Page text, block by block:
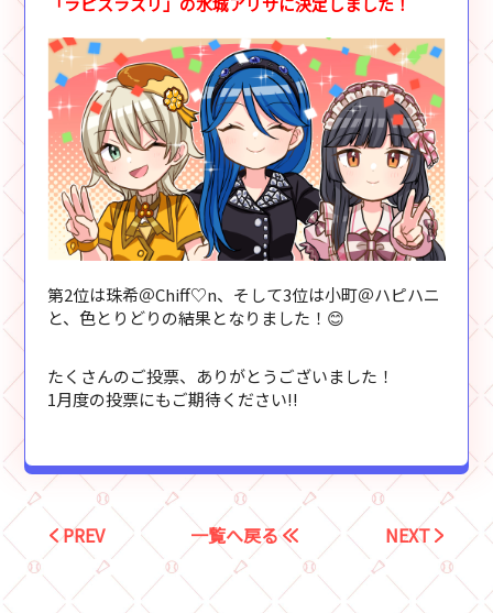
第2位は珠希＠Chiff♡n、そして3位は小町＠ハピハニ
と、色とりどりの結果となりました！😊
たくさんのご投票、ありがとうございました！
1月度の投票にもご期待ください!!
PREV 一覧へ戻る NEXT